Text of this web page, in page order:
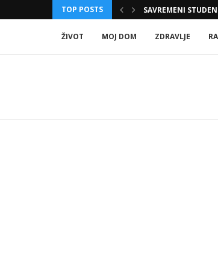
TOP POSTS
SAVREMENI
ŽIVOT MOJ DOM ZDRAVLJE